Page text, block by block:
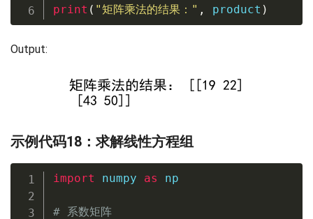
print ( "矩阵乘法的结果：" , product )
Output:
示例代码18：求解线性方程组
import numpy as np
# 系数矩阵